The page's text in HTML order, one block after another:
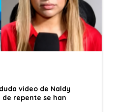
video de Naldy
de repente se han